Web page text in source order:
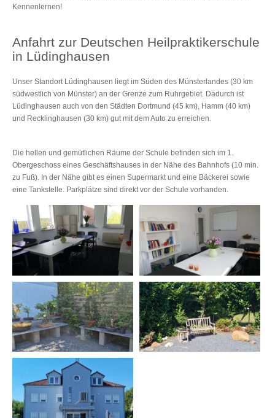
Kennenlernen!
Anfahrt zur Deutschen Heilpraktikerschule
in Lüdinghausen
Unser Standort Lüdinghausen liegt im Süden des Münsterlandes (30 km
südwestlich von Münster) an der Grenze zum Ruhrgebiet. Dadurch ist
Lüdinghausen auch von den Städten Dortmund (45 km), Hamm (40 km)
und Recklinghausen (30 km) gut mit dem Auto zu erreichen.
Die hellen und gemütlichen Räume der Schule befinden sich im 1.
Obergeschoss eines Geschäftshauses in der Nähe des Bahnhofs (10 min.
zu Fuß). In der Nähe gibt es einen Supermarkt und eine Bäckerei sowie
eine Tankstelle. Parkplätze sind direkt vor der Schule vorhanden.